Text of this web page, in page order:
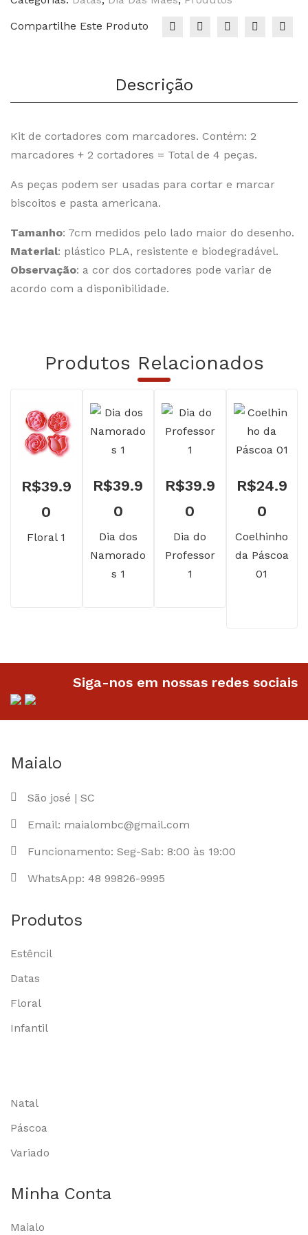
Compartilhe Este Produto
Descrição
Kit de cortadores com marcadores. Contém: 2
marcadores + 2 cortadores = Total de 4 peças.
As peças podem ser usadas para cortar e marcar
biscoitos e pasta americana.
Tamanho: 7cm medidos pelo lado maior do desenho.
Material: plástico PLA, resistente e biodegradável.
Observação: a cor dos cortadores pode variar de
acordo com a disponibilidade.
Produtos Relacionados
R$39.9
0
Floral 1
R$39.9
0
Dia dos
Namorado
s 1
R$39.9
0
Dia do
Professor
1
R$24.9
0
Coelhinho
da Páscoa
01
Siga-nos em nossas redes sociais
Maialo
São josé | SC
Email: maialombc@gmail.com
Funcionamento: Seg-Sab: 8:00 às 19:00
WhatsApp: 48 99826-9995
Produtos
Estêncil
Datas
Floral
Infantil
Natal
Páscoa
Variado
Minha Conta
Maialo